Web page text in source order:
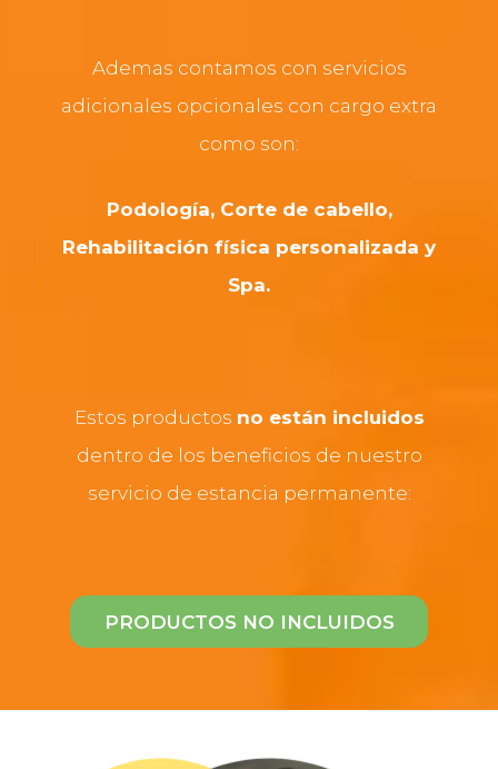
Ademas contamos con servicios
adicionales opcionales con cargo extra
como son:
Podología, Corte de cabello,
Rehabilitación física personalizada y
Spa.
Estos productos no están incluidos
dentro de los beneficios de nuestro
servicio de estancia permanente:
PRODUCTOS NO INCLUIDOS